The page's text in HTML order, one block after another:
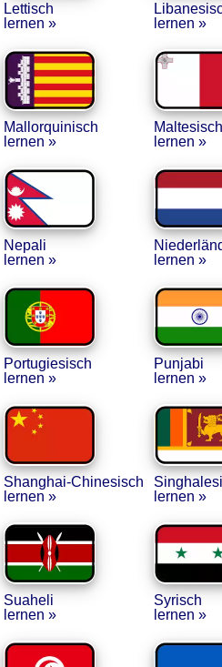
Lettisch
lernen »
lernen »
Mallorquinisch
lernen »
Maltesisch
lernen »
Nepali
lernen »
lernen »
Portugiesisch
lernen »
Punjabi
lernen »
Shanghai-Chi­nesisch
lernen »
lernen »
Suaheli
lernen »
Syrisch
lernen »